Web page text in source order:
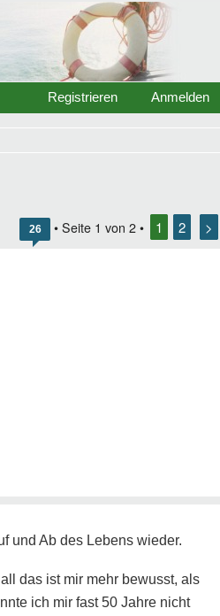
Anmelden
Registrieren
26 • Seite 1 von 2 • 1 2 >
und Ab des Lebens wieder.
das ist mir mehr bewusst, als
ich mir fast 50 Jahre nicht